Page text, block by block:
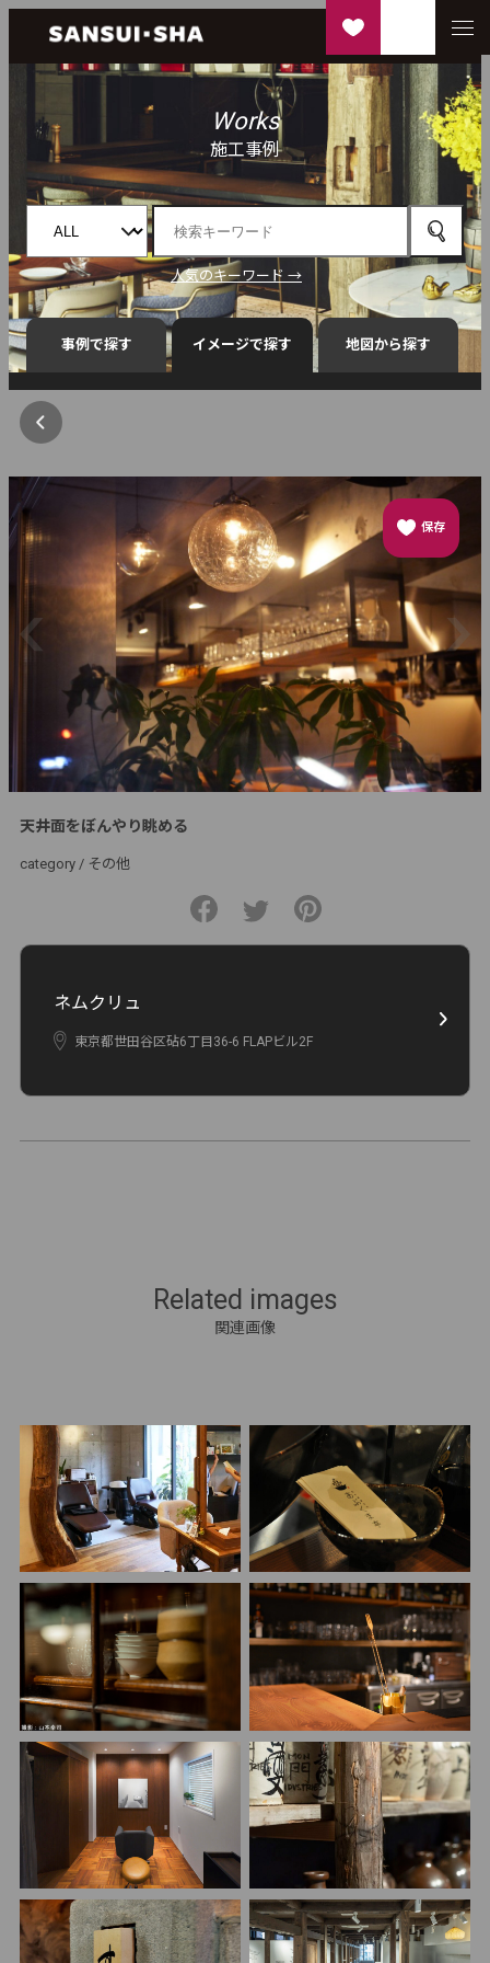
Works
施工事例
人気のキーワード →
事例で探す イメージで探す 地図から探す
保存
天井面をぼんやり眺める
category / その他
ネムクリュ
東京都世田谷区砧6丁目36-6 FLAPビル2F
Related images
関連画像